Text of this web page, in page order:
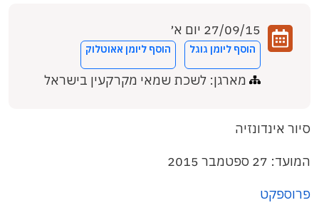
27/09/15 יום א׳
הוסף ליומן גוגל הוסף ליומן אאוטלוק
מארגן: לשכת שמאי מקרקעין בישראל
סיור אינדונזיה
המועד: 27 ספטמבר 2015
פרוספקט